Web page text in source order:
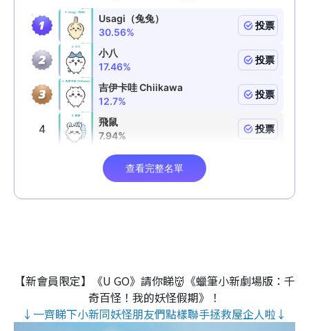
【新會員限定】《U GO》請你睇👹《蠟筆小新劇場版：千
奇百怪！我的妖怪假期》！
↓一齊睇下小新同妖怪朋友們點樣聯手拯救屋企人啦↓